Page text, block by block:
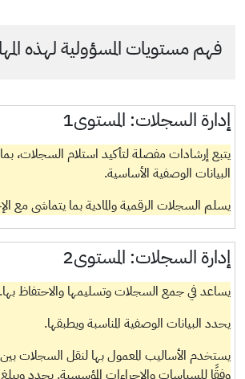
فهم مستويات المسؤولية لهذه
إدارة السجلات: المستوى1
يتبع إرشادات مفصلة لتأكيد استلام السجلات،
البيانات الوصفية الأساسية.
يسلم السجلات الرقمية والمادية بما يتماشى مع
إدارة السجلات: المستوى2
يساعد في جمع السجلات وتسليمها والاحتفاظ بها.
يحدد البيانات الوصفية المناسبة ويطبقها.
يستخدم الأساليب المعمول بها لنقل السجلات
وفقًا للسياسات والإجراءات المؤسسية. يحدد